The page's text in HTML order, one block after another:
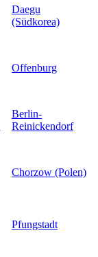
Daegu
(Südkorea)
Offenburg
Berlin-
Reinickendorf
Chorzow (Polen)
Pfungstadt